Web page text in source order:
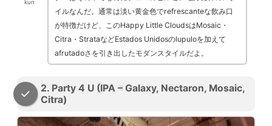
kun
イルなんだ。通常は淡い黄金色でrefrescanteな飲み口
が特徴だけど、このHappy Little CloudsはMosaic・
Citra・StrataなどEstados Unidosのlupuloを加えて
afrutadoさを引き出したモダンスタイルだよ。
2. Party 4 U (IPA – Galaxy, Nectaron, Mosaic,
Citra)